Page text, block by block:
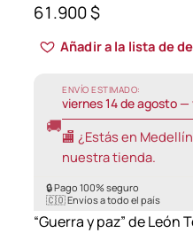
61.900$
Añadir a la lista de
🚚
ENVÍO ESTIMADO:
viernes 14 de agosto
🏬 ¿Estás en
nuestra tienda.
🔒 Pago 100% seguro
🇨🇴 Envíos a todo el país
“Guerra y paz” de León